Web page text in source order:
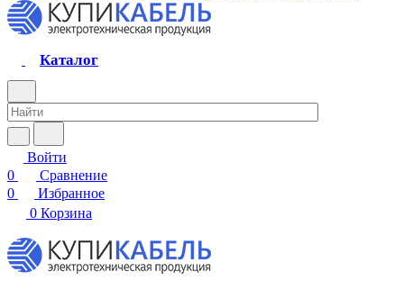
Каталог
Войти
0
Сравнение
0
Избранное
0 Корзина